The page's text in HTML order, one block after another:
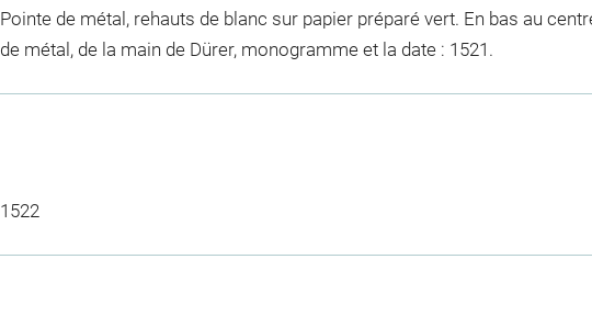
Pointe de métal, rehauts de blanc sur papier préparé vert. En bas au
de métal, de la main de Dürer, monogramme et la date : 1521.
1522